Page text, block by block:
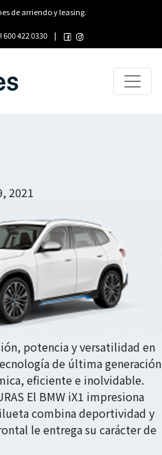
de arriendo y leasing.
600 422 0330 |
2021
potencia y versatilidad en
de última generación
eficiente e inolvidable.
El BMW iX1 impresiona
combina deportividad y
le entrega su carácter de